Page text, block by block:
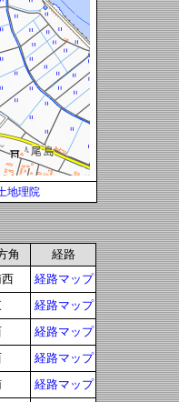
地理院
角
経路
経路マップ
経路マップ
経路マップ
経路マップ
経路マップ